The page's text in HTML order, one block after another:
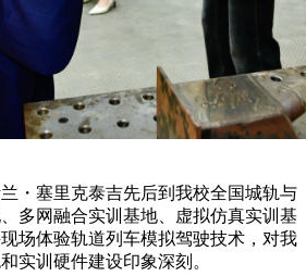
塞里克泰吉先后到我校全国城轨与
多网融合实训基地、虚拟仿真实训基
场体验轨道列车模拟驾驶技术，对我
实训硬件建设印象深刻。